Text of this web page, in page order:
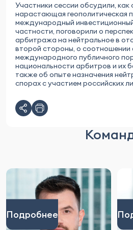
Участники сессии обсудили, как
нарастающая геополитическая
международный
частности, поговорили о
арбитража на нейтральное в
второй стороны, о соотношении
международного публичного
национальности арбитров и их
также об опыте назначения
спорах с участием российских
Подробнее